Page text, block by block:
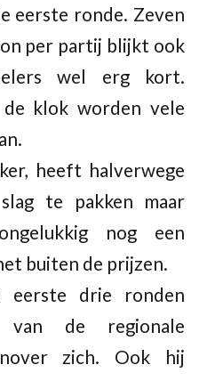
eerste ronde. Zeven
per partij blijkt ook
wel erg kort.
klok worden vele
heeft halverwege
te pakken maar
nog een
buiten de prijzen.
drie ronden
de regionale
zich. Ook hij